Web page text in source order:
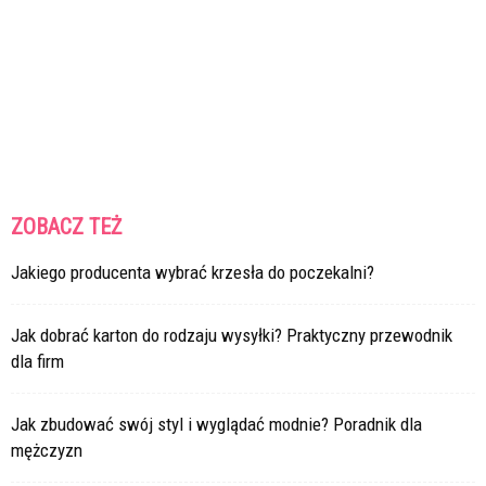
ZOBACZ TEŻ
Jakiego producenta wybrać krzesła do poczekalni?
Jak dobrać karton do rodzaju wysyłki? Praktyczny przewodnik
dla firm
Jak zbudować swój styl i wyglądać modnie? Poradnik dla
mężczyzn